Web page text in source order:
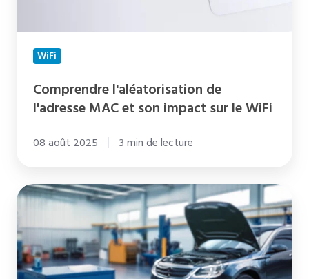
le
WiFiWiFi
Comprendre l'aléatorisation de
l'adresse MAC et son impact sur le WiFi
08 août 2025 3 min de lecture
WiFi
dans
les
concessions
automobiles